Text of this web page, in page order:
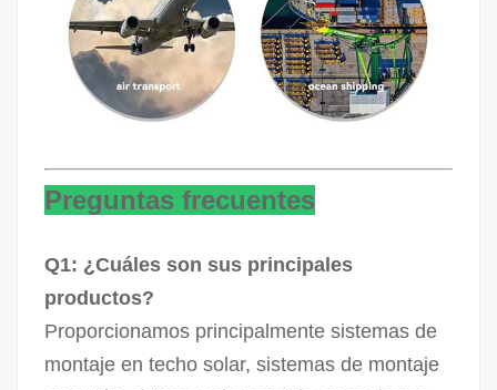
Preguntas frecuentes
Q1: ¿Cuáles son sus principales
productos?
Proporcionamos principalmente sistemas de
montaje en techo solar, sistemas de montaje